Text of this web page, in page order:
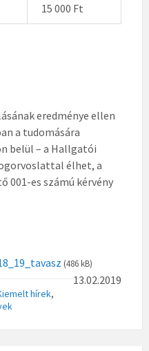
15 000 Ft
eredménye ellen
a tudomására
belül – a Hallgatói
élhet, a
001-es számú kérvény
(486 kB)
13.02.2019
hírek,